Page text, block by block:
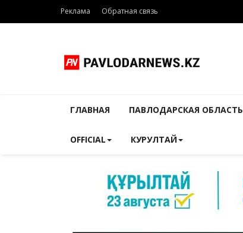
Реклама Обратная связь
ГЛАВНАЯ ПАВЛОДАРСКАЯ ОБЛАСТЬ
OFFICIAL КУРУЛТАЙ